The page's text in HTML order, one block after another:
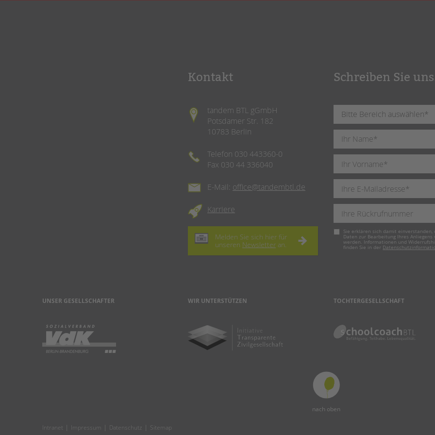
Kontakt
tandem BTL gGmbH
Potsdamer Str. 182
10783 Berlin
Telefon 030 443360-0
Fax 030 44 336040
E-Mail: office@tandembtl.de
Karriere
Melden Sie sich hier für
unseren Newsletter an.
Schreiben Sie
Pflichtfeld
Sie erklären sich damit einverstanden,
Daten zur Bearbeitung Ihres Anliegens
werden. Informationen und
finden Sie in der
UNSER GESELLSCHAFTER WIR UNTERSTÜTZEN TOCHTERGESELLSCHAFT
nach oben
Intranet Impressum Datenschutz Sitemap